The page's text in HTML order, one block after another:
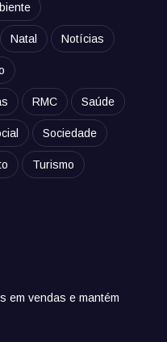
Natal Notícias
RMC Saúde
Sociedade
Turismo
em vendas e mantém